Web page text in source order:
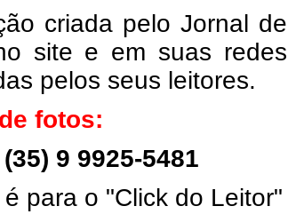
criada pelo Jornal de
site e em suas redes
pelos seus leitores.
fotos:
(35) 9 9925-5481
para o "Click do Leitor"